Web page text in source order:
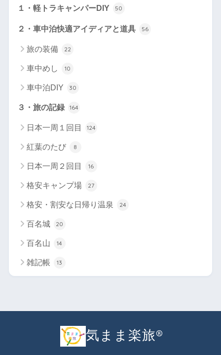
１・軽トラキャンパーDIY 50
２・車中泊快適アイディアと道具 56
旅の装備 22
車中めし 10
車中泊DIY 30
３・旅の記録 164
日本一周１回目 124
紅葉のたび 8
日本一周２回目 16
格安キャンプ場 27
格安・割安な日帰り温泉 24
百名城 20
百名山 14
雑記帳 13
気まま楽旅®︎